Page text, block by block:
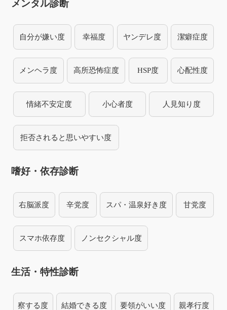
メンタル診断
自分が嫌い度 幸福度 ヤンデレ度 潔癖症度
メンヘラ度 高所恐怖症度 HSP度 心配性度
情緒不安定度 小心者度 人見知り度
拒否されると思いやすい度
嗜好・依存診断
右脳派度 辛党度 スパ・温泉好き度 甘党度
スマホ依存度 ノンセクシャル度
生活・特性診断
察する度 結婚できる度 要領がいい度 親孝行度